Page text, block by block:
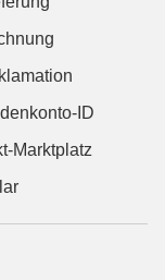
ID
Marktplatz